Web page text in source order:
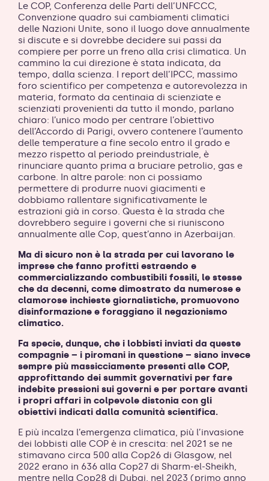
Le COP, Conferenza delle Parti dell’UNFCCC,
Convenzione quadro sui cambiamenti climatici
delle Nazioni Unite, sono il luogo dove annualmente
si discute e si dovrebbe decidere sui passi da
compiere per porre un freno alla crisi climatica. Un
cammino la cui direzione è stata indicata, da
tempo, dalla scienza. I report dell’IPCC, massimo
foro scientifico per competenza e autorevolezza in
materia, formato da centinaia di scienziate e
scienziati provenienti da tutto il mondo, parlano
chiaro: l’unico modo per centrare l’obiettivo
dell’Accordo di Parigi, ovvero contenere l’aumento
delle temperature a fine secolo entro il grado e
mezzo rispetto al periodo preindustriale, è
rinunciare quanto prima a bruciare petrolio, gas e
carbone. In altre parole: non ci possiamo
permettere di produrre nuovi giacimenti e
dobbiamo rallentare significativamente le
estrazioni già in corso. Questa è la strada che
dovrebbero seguire i governi che si riuniscono
annualmente alle Cop, quest’anno in Azerbaijan.
Ma di sicuro non è la strada per cui lavorano le
imprese che fanno profitti estraendo e
commercializzando combustibili fossili, le stesse
che da decenni, come dimostrato da numerose e
clamorose inchieste giornalistiche, promuovono
disinformazione e foraggiano il negazionismo
climatico.
Fa specie, dunque, che i lobbisti inviati da queste
compagnie – i piromani in questione – siano invece
sempre più massicciamente presenti alle COP,
approfittando dei summit governativi per fare
indebite pressioni sui governi e per portare avanti
i propri affari in colpevole distonia con gli
obiettivi indicati dalla comunità scientifica.
E più incalza l’emergenza climatica, più l’invasione
dei lobbisti alle COP è in crescita: nel 2021 se ne
stimavano circa 500 alla Cop26 di Glasgow, nel
2022 erano in 636 alla Cop27 di Sharm-el-Sheikh,
mentre nella Cop28 di Dubai, nel 2023 (primo anno